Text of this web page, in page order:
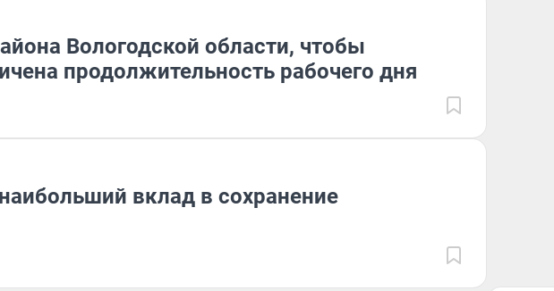
Вологодской области, чтобы
продолжительность рабочего дня
вклад в сохранение